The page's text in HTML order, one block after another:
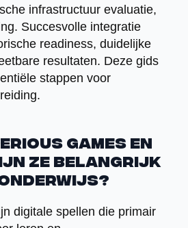
infrastructuur evaluatie,
Succesvolle integratie
readiness, duidelijke
resultaten. Deze gids
stappen voor
games en
ze belangrijk
digitale spellen die primair